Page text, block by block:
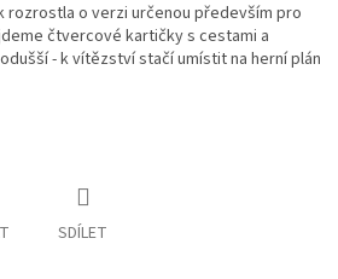
rozrostla o verzi určenou především pro
čtvercové kartičky s cestami a
- k vítězství stačí umístit na herní plán
SDÍLET